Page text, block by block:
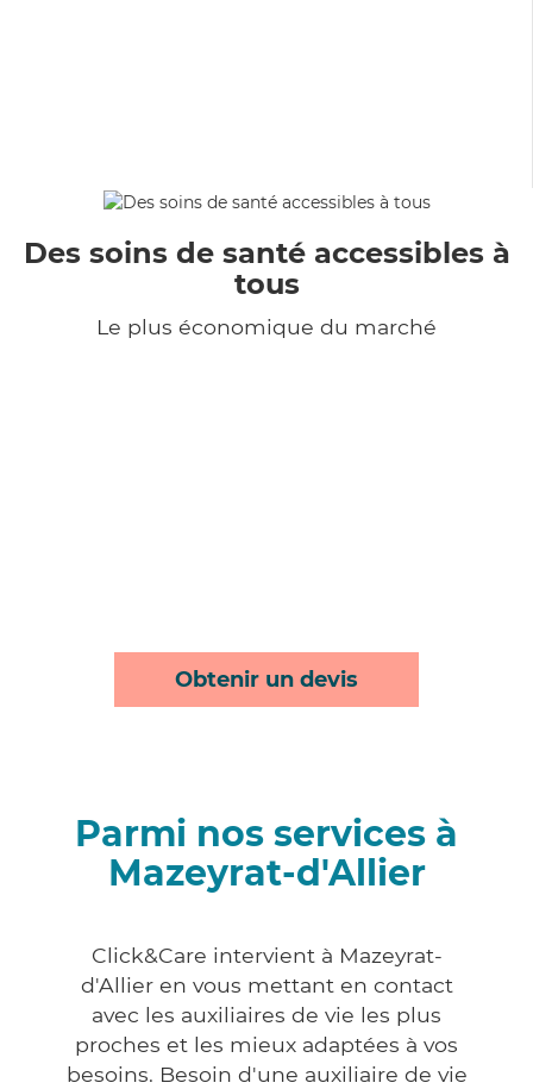
Des soins de santé accessibles à
tous
Le plus économique du marché
Obtenir un devis
Parmi nos services à
Mazeyrat-d'Allier
Click&Care intervient à Mazeyrat-
d'Allier en vous mettant en contact
avec les auxiliaires de vie les plus
proches et les mieux adaptées à vos
besoins. Besoin d'une auxiliaire de vie